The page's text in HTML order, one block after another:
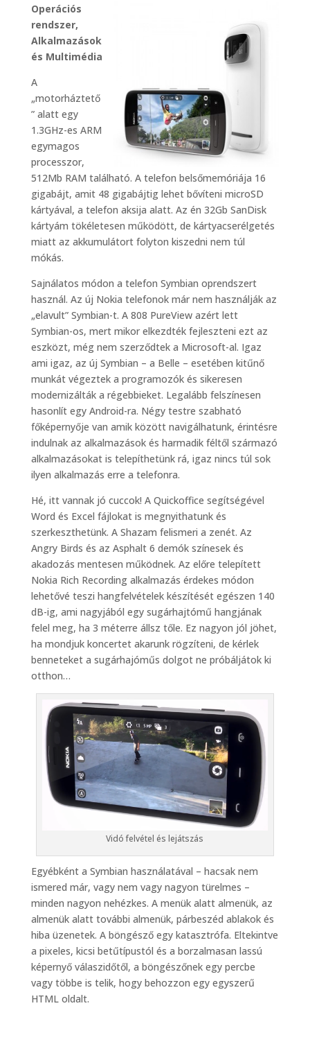
Operációs
rendszer,
Alkalmazások
és Multimédia
A
„motorháztető
” alatt egy
1.3GHz-es ARM
egymagos
processzor,
512Mb RAM található. A telefon belsőmemóriája 16
gigabájt, amit 48 gigabájtig lehet bővíteni microSD
kártyával, a telefon aksija alatt. Az én 32Gb SanDisk
kártyám tökéletesen működött, de kártyacserélgetés
miatt az akkumulátort folyton kiszedni nem túl
mókás.
Sajnálatos módon a telefon Symbian oprendszert
használ. Az új Nokia telefonok már nem használják az
„elavult” Symbian-t. A 808 PureView azért lett
Symbian-os, mert mikor elkezdték fejleszteni ezt az
eszközt, még nem szerződtek a Microsoft-al. Igaz
ami igaz, az új Symbian – a Belle – esetében kitűnő
munkát végeztek a programozók és sikeresen
modernizálták a régebbieket. Legalább felszínesen
hasonlít egy Android-ra. Négy testre szabható
főképernyője van amik között navigálhatunk, érintésre
indulnak az alkalmazások és harmadik féltől származó
alkalmazásokat is telepíthetünk rá, igaz nincs túl sok
ilyen alkalmazás erre a telefonra.
Hé, itt vannak jó cuccok! A Quickoffice segítségével
Word és Excel fájlokat is megnyithatunk és
szerkeszthetünk. A Shazam felismeri a zenét. Az
Angry Birds és az Asphalt 6 demók színesek és
akadozás mentesen működnek. Az előre telepített
Nokia Rich Recording alkalmazás érdekes módon
lehetővé teszi hangfelvételek készítését egészen 140
dB-ig, ami nagyjából egy sugárhajtómű hangjának
felel meg, ha 3 méterre állsz tőle. Ez nagyon jól jöhet,
ha mondjuk koncertet akarunk rögzíteni, de kérlek
benneteket a sugárhajóműs dolgot ne próbáljátok ki
otthon…
Vidó felvétel és lejátszás
Egyébként a Symbian használatával – hacsak nem
ismered már, vagy nem vagy nagyon türelmes –
minden nagyon nehézkes. A menük alatt almenük, az
almenük alatt további almenük, párbeszéd ablakok és
hiba üzenetek. A böngésző egy katasztrófa. Eltekintve
a pixeles, kicsi betűtípustól és a borzalmasan lassú
képernyő válaszidőtől, a böngészőnek egy percbe
vagy többe is telik, hogy behozzon egy egyszerű
HTML oldalt.